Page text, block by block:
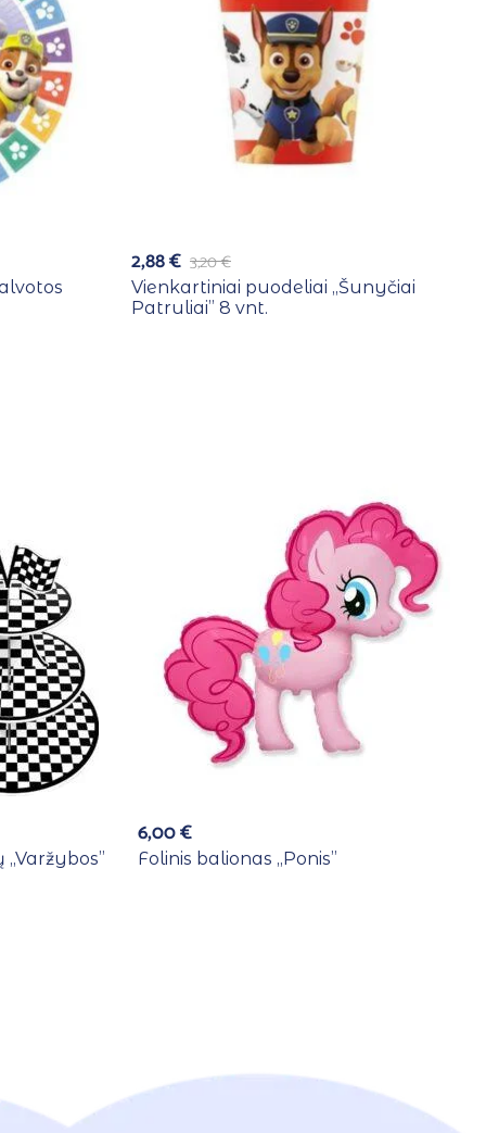
3,20€
2,88€
Vienkartiniai puodeliai ,,Šunyčiai
Patruliai” 8 vnt.
6,00€
Folinis balionas ,,Ponis”